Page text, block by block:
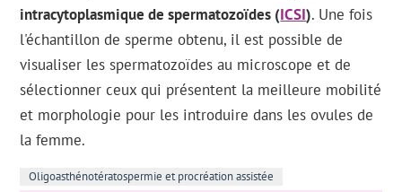
intracytoplasmique de spermatozoïdes (ICSI). Une fois
l'échantillon de sperme obtenu, il est possible de
visualiser les spermatozoïdes au microscope et de
sélectionner ceux qui présentent la meilleure mobilité
et morphologie pour les introduire dans les ovules de
la femme.
Oligoasthénotératospermie et procréation assistée